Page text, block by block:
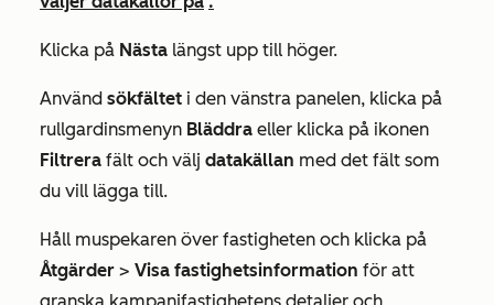
Klicka på Nästa längst upp till höger.
Använd sökfältet i den vänstra panelen, klicka på
rullgardinsmenyn Bläddra eller klicka på ikonen
Filtrera fält och välj datakällan med det fält som
du vill lägga till.
Håll muspekaren över fastigheten och klicka på
Åtgärder > Visa fastighetsinformation för att